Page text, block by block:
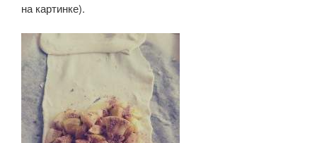
на картинке).